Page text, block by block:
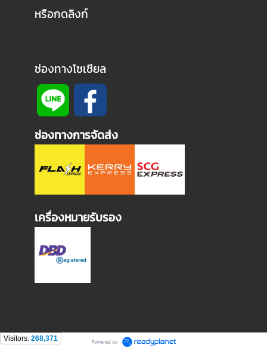
หรือกดลิงก์
ช่องทางโซเชียล
ช่องทางการจัดส่ง
เครื่องหมายรับรอง
Visitors: 268,371